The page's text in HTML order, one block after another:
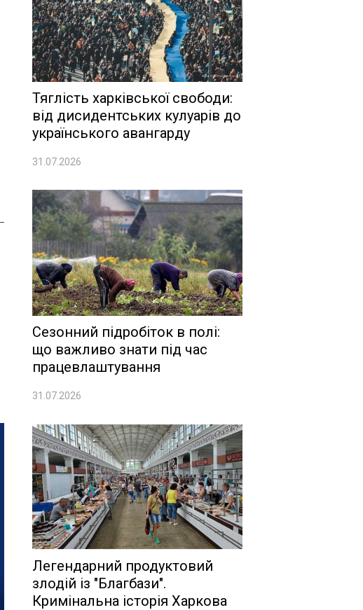
Тяглість харківської свободи:
від дисидентських кулуарів до
українського авангарду
31.07.2026
Сезонний підробіток в полі:
що важливо знати під час
працевлаштування
31.07.2026
Легендарний продуктовий
злодій із "Благбази".
Кримінальна історія Харкова